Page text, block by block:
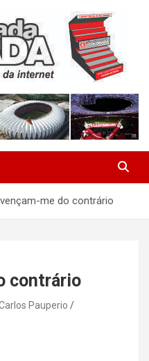
me do contrário
contrário
Pauperio